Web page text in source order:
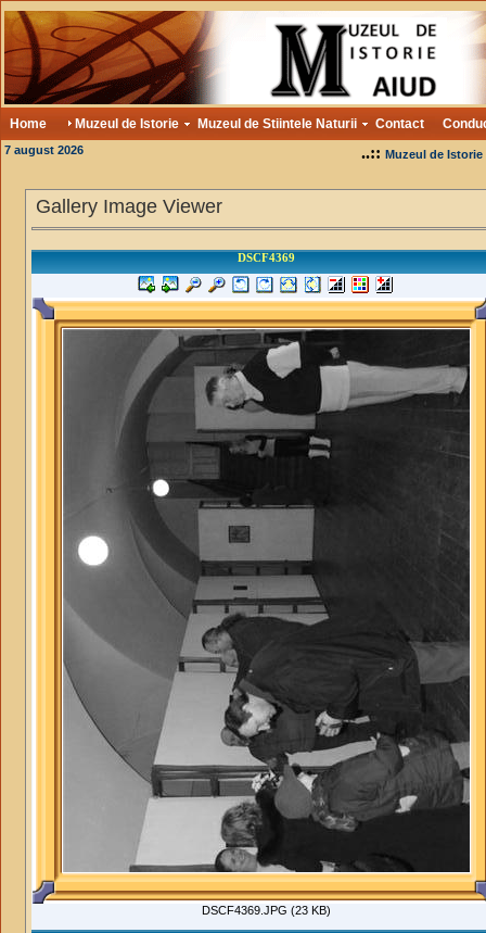
Home Muzeul de Istorie Muzeul de Stiintele Naturii Contact
7 august 2026 ..:: Muzeul de Istorie
Gallery Image Viewer
DSCF4369
DSCF4369.JPG (23 KB)